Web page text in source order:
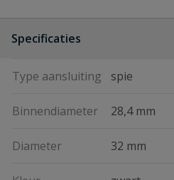
Specificaties
Type aansluiting spie
Binnendiameter 28,4 mm
Diameter 32 mm